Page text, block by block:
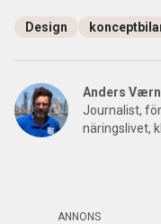
Design
Anders
Journalist,
näringslivet,
ANNONS